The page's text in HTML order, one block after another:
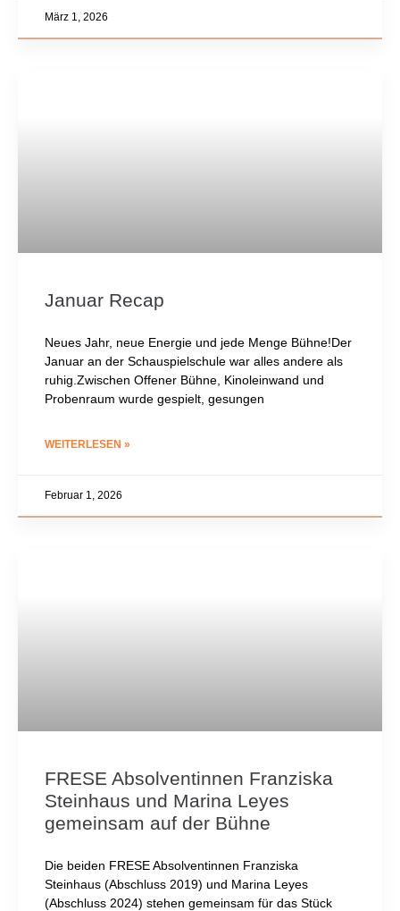
März 1, 2026
Januar Recap
Neues Jahr, neue Energie und jede Menge Bühne!Der
Januar an der Schauspielschule war alles andere als
ruhig.Zwischen Offener Bühne, Kinoleinwand und
Probenraum wurde gespielt, gesungen
WEITERLESEN »
Februar 1, 2026
FRESE Absolventinnen Franziska
Steinhaus und Marina Leyes
gemeinsam auf der Bühne
Die beiden FRESE Absolventinnen Franziska
Steinhaus (Abschluss 2019) und Marina Leyes
(Abschluss 2024) stehen gemeinsam für das Stück